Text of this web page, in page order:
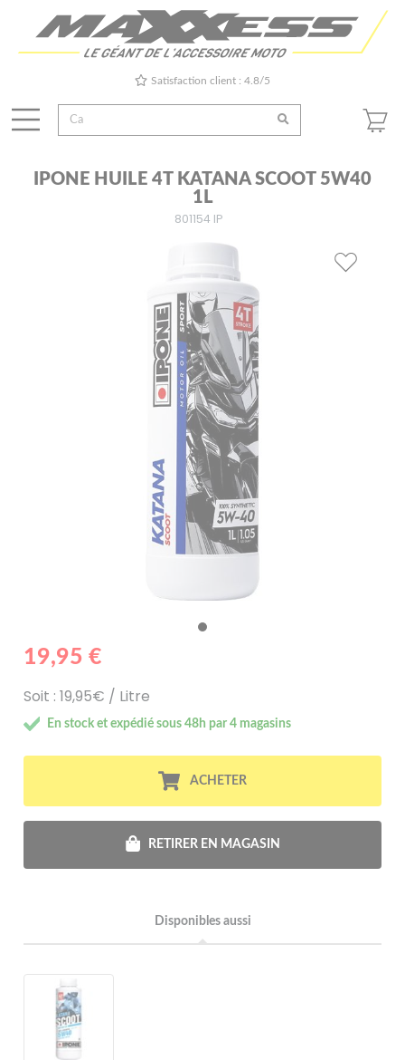
Satisfaction client : 4.8/5
IPONE HUILE 4T KATANA SCOOT 5W40
1L
801154 IP
19,95 €
Soit : 19,95€ / Litre
En stock et expédié sous 48h par 4 magasins
ACHETER
RETIRER EN MAGASIN
Disponibles aussi